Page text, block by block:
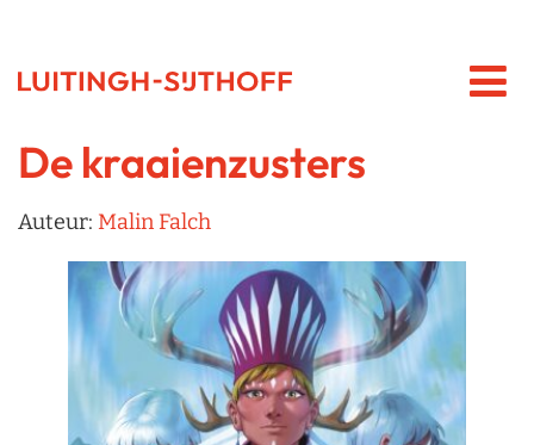
De kraaienzusters
Auteur: Malin Falch